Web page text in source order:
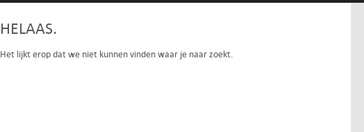
HELAAS.
Het lijkt erop dat we niet kunnen vinden waar je naar zoekt.